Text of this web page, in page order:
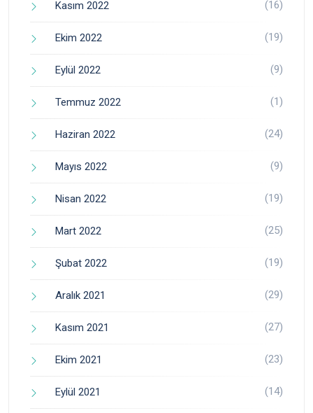
Kasım 2022 (16)
Ekim 2022 (19)
Eylül 2022 (9)
Temmuz 2022 (1)
Haziran 2022 (24)
Mayıs 2022 (9)
Nisan 2022 (19)
Mart 2022 (25)
Şubat 2022 (19)
Aralık 2021 (29)
Kasım 2021 (27)
Ekim 2021 (23)
Eylül 2021 (14)